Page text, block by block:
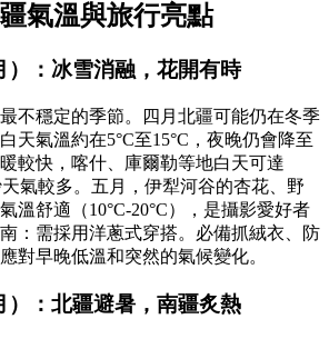
氣溫與旅行亮點
）：冰雪消融，花開有時
不穩定的季節。四月北疆可能仍在冬季
天氣溫約在5°C至15°C，夜晚仍會降至
較快，喀什、庫爾勒等地白天可達
天氣較多。五月，伊犁河谷的杏花、野
溫舒適（10°C-20°C），是攝影愛好者
：需採用洋蔥式穿搭。必備抓絨衣、防
對早晚低溫和突然的氣候變化。
）：北疆避暑，南疆炙熱